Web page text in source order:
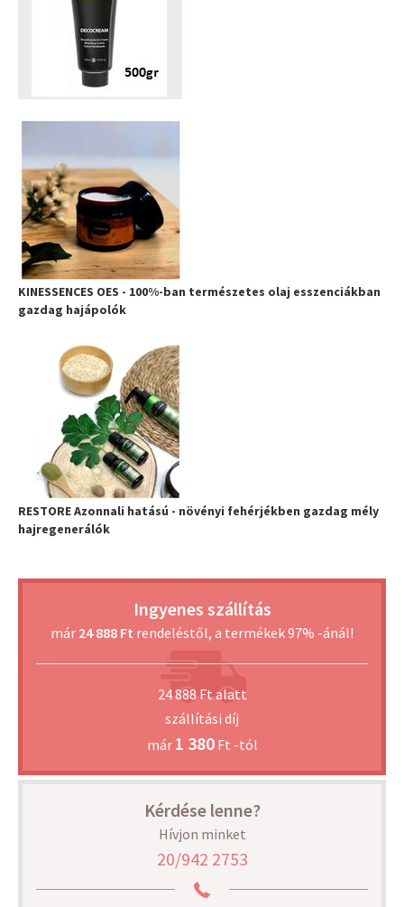
KINESSENCES OES - 100%-ban természetes olaj esszenciákban
gazdag hajápolók
RESTORE Azonnali hatású - növényi fehérjékben gazdag mély
hajregenerálók
Ingyenes szállítás
már 24 888 Ft rendeléstől, a termékek 97% -ánál!
24 888 Ft alatt
szállítási díj
már 1 380Ft -tól
Kérdése lenne?
Hívjon minket
20/942 2753